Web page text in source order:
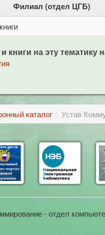
Филиал (отдел ЦГБ)
книги на эту тематику
каталог Устав
- отдел